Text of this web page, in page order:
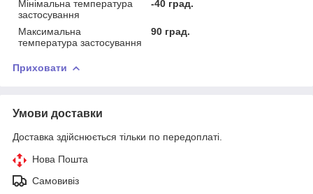
Мінімальна температура
застосування
-40 град.
Максимальна
температура застосування
90 град.
Приховати
Умови доставки
Доставка здійснюється тільки по передоплаті.
Нова Пошта
Самовивіз